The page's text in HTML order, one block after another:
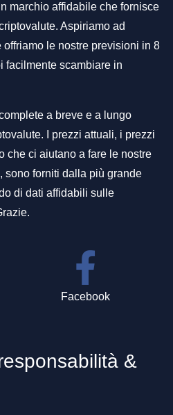
marchio affidabile che fornisce
Aspiriamo ad
le nostre previsioni in 8
facilmente scambiare in
a breve e a lungo
I prezzi attuali, i prezzi
che ci aiutano a fare le nostre
sono forniti dalla più grande
di dati affidabili sulle
Facebook
&